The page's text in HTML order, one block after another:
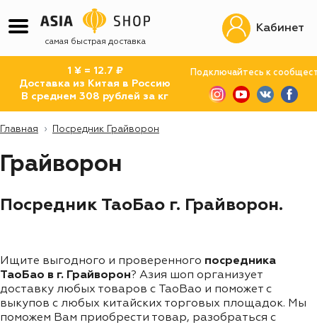
самая быстрая доставка
1 ¥ = 12.7 ₽
Доставка из Китая в Россию
В среднем 308 рублей за кг
Подключайтесь к
Кабинет
Главная Посредник Грайворон
Грайворон
Посредник ТаоБао г. Грайворон.
Ищите выгодного и проверенного посредника
ТаоБао в г. Грайворон? Азия шоп организует
доставку любых товаров с TaoBao и поможет с
выкупов с любых китайских торговых площадок. Мы
поможем Вам приобрести товар, разобраться с